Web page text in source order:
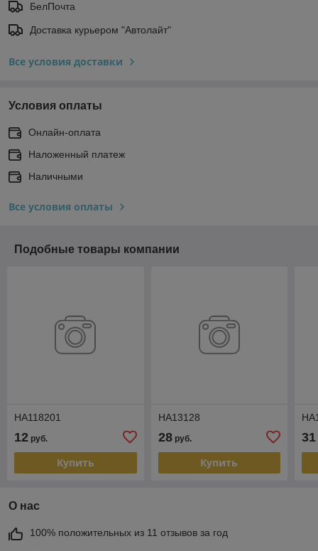
БелПочта
Доставка курьером "Автолайт"
Все условия доставки
Условия оплаты
Онлайн-оплата
Наложенный платеж
Наличными
Все условия оплаты
Подобные товары компании
HA118201
12 руб.
Купить
HA13128
28руб.
Купить
31
О нас
100% положительных из 11 отзывов за год